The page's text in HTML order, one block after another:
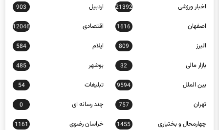
اخبار ورزشی 21392 اردبیل 903
اصفهان 1616 اقتصادی 12046
البرز 809 ایلام 584
بازار مالی 32 بوشهر 485
بین الملل 9594 تبلیغات 54
تهران 757 چند رسانه ای 0
چهارمحال و بختیاری 1455 خراسان رضوی 1161